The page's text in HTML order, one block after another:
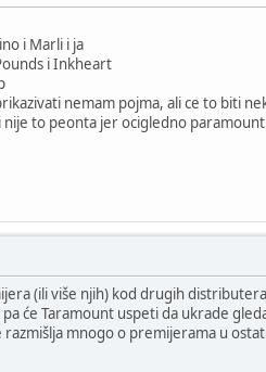
i Marli i ja
i Inkheart
nemam pojma, ali ce to biti
to peonta jer ocigledno
(ili više njih) kod drugih
će Taramount uspeti da ukrade
mnogo o premijerama u